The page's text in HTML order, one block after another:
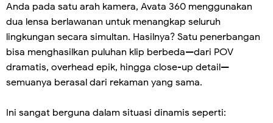
Anda pada satu arah kamera, Avata 360 menggunakan
dua lensa berlawanan untuk menangkap seluruh
lingkungan secara simultan. Hasilnya? Satu penerbangan
bisa menghasilkan puluhan klip berbeda—dari POV
dramatis, overhead epik, hingga close-up detail—
semuanya berasal dari rekaman yang sama.
Ini sangat berguna dalam situasi dinamis seperti: